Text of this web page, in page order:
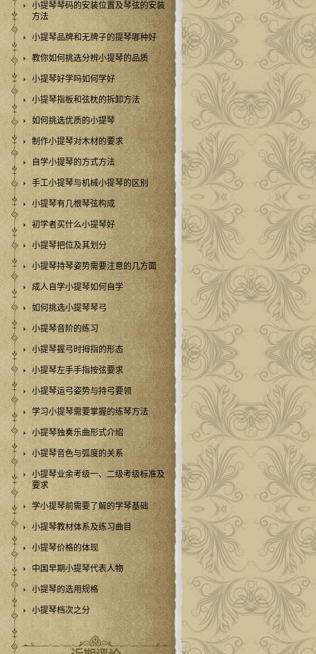
小提琴琴码的安装位置及琴弦的安装
方法
小提琴品牌和无牌子的提琴哪种好
教你如何挑选分辨小提琴的品质
小提琴好学吗如何学好
小提琴指板和弦枕的拆卸方法
如何挑选优质的小提琴
制作小提琴对木材的要求
自学小提琴的方式方法
手工小提琴与机械小提琴的区别
小提琴有几根琴弦构成
初学者买什么小提琴好
小提琴把位及其划分
小提琴持琴姿势需要注意的几方面
成人自学小提琴如何自学
如何挑选小提琴琴弓
小提琴音阶的练习
小提琴握弓时拇指的形态
小提琴左手手指按弦要求
小提琴运弓姿势与持弓要领
学习小提琴需要掌握的练琴方法
小提琴独奏乐曲形式介绍
小提琴音色与弧度的关系
小提琴业余考级一、二级考级标准及
要求
学小提琴前需要了解的学琴基础
小提琴教材体系及练习曲目
小提琴价格的体现
中国早期小提琴代表人物
小提琴的选用规格
小提琴档次之分